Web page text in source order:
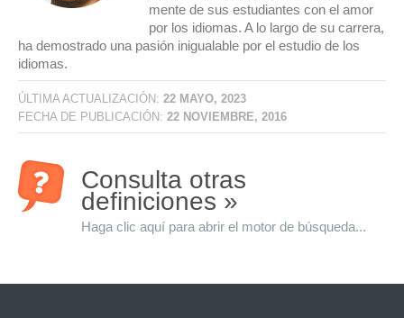
mente de sus estudiantes con el amor
por los idiomas. A lo largo de su carrera,
ha demostrado una pasión inigualable por el estudio de los
idiomas.
ÚLTIMA ACTUALIZACIÓN: 22 MAYO, 2023
FECHA DE PUBLICACIÓN: 22 NOVIEMBRE, 2016
Consulta otras
definiciones »
Haga clic aquí para abrir el motor de búsqueda...